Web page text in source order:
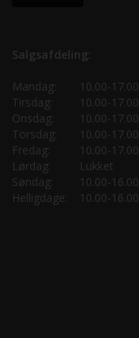
Salgsafdeling:
Mandag:
10.00-17.00
Tirsdag:
10.00-17.00
Onsdag:
10.00-17.00
Torsdag:
10.00-17.00
Fredag:
10.00-17.00
Lørdag:
Lukket
Søndag:
10.00-16.00
Helligdage:
10.00-16.00